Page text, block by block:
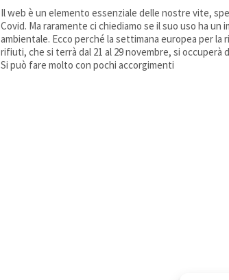
Il web è un elemento essenziale delle nostre vite,
Covid. Ma raramente ci chiediamo se il suo uso ha un
ambientale. Ecco perché la settimana europea per la
rifiuti, che si terrà dal 21 al 29 novembre, si occuperà
Si può fare molto con pochi accorgimenti